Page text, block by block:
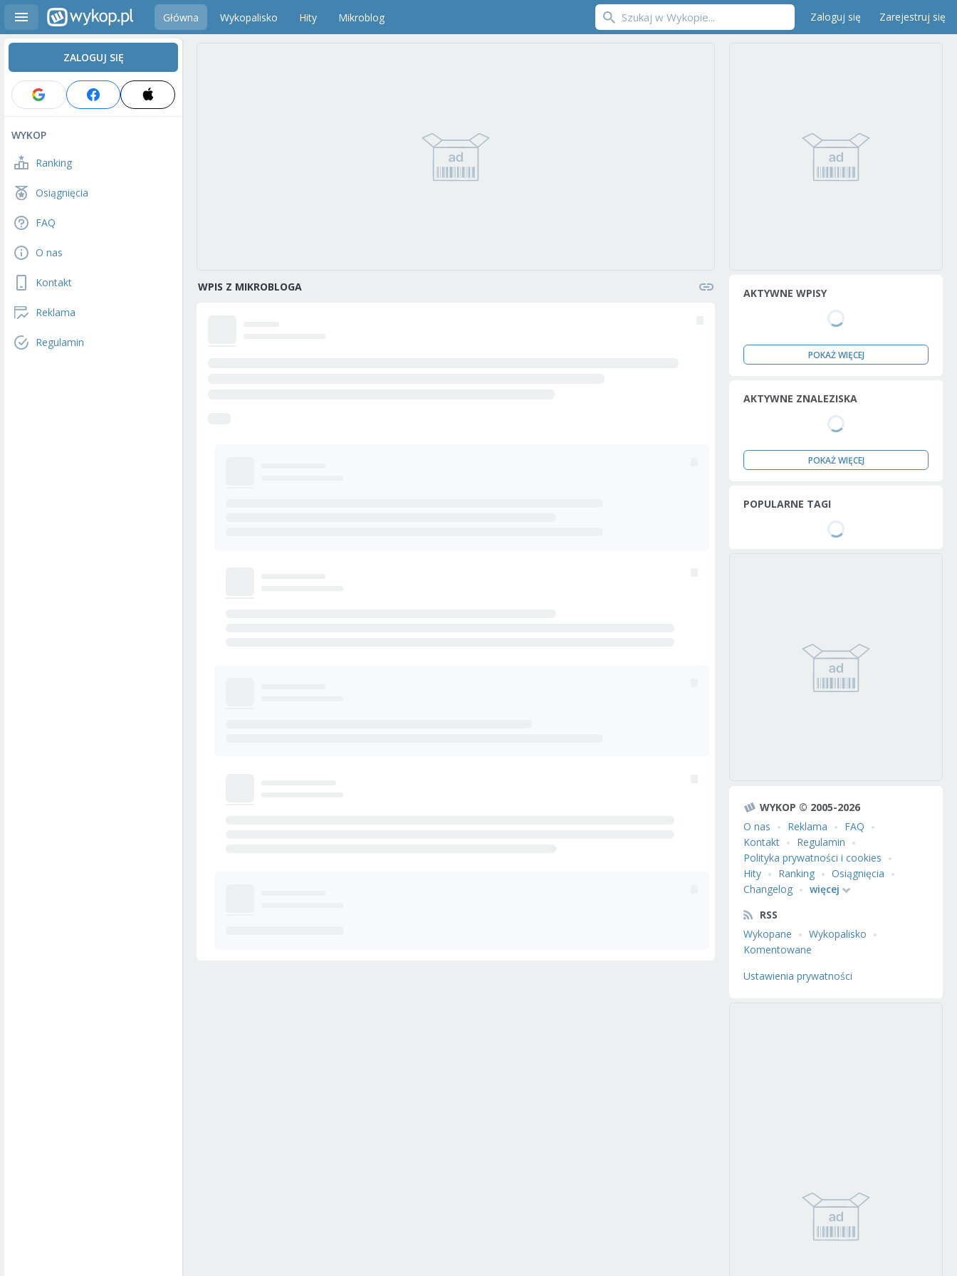
Główna Wykopalisko Hity Mikroblog Zaloguj się Zarejestruj się
ZALOGUJ SIĘ
WYKOP
Ranking
Osiągnięcia
FAQ
O nas
Kontakt
Reklama
Regulamin
WPIS Z MIKROBLOGA AKTYWNE WPISY
POKAŻ WIĘCEJ
AKTYWNE ZNALEZISKA
POKAŻ WIĘCEJ
POPULARNE TAGI
WYKOP © 2005-2026
O nas
Reklama
FAQ
Kontakt
Regulamin
Polityka prywatności i cookies
Hity
Ranking
Osiągnięcia
Changelog
więcej
RSS
Wykopane
Wykopalisko
Komentowane
Ustawienia prywatności